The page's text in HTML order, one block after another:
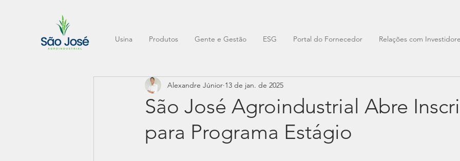
Usina Produtos Gente e Gestão ESG Portal do Fornecedor Relações com
São José Agroindustrial Abre
para Programa Estágio
Alexandre Júnior 13 de jan. de 2025